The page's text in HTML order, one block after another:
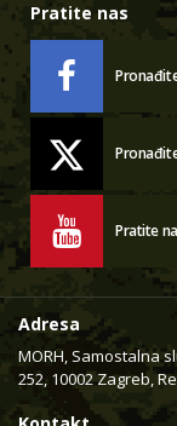
Pratite nas
Pratite
Adresa
MORH, Samostalna
252, 10002 Zagreb,